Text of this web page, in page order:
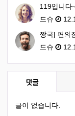
119입니다
드슈
짱국] 편의
드슈
댓글
글이 없습니다.